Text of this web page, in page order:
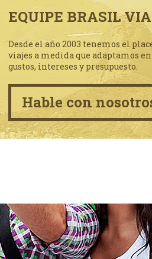
EQUIPE BRASIL
Desde el año 2003 tenemos el
viajes a medida que adaptamos
gustos, intereses y presupuesto.
Hable con